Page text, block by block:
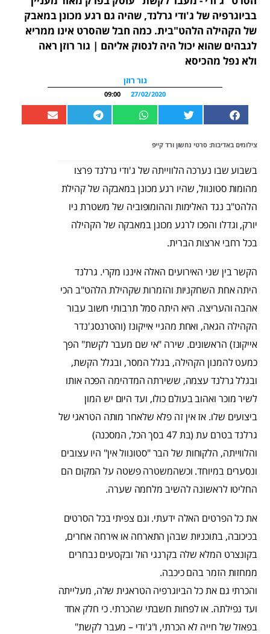
בביוגרפיה של ג'ודי גרלנד, שהיה גם רגע מכונן במאבק
של הקהילה הלהט"בית. כמה חבל שהסרט אינו ממריא
לגבהים שהוא יכול היה לנסוק אליהם | גור רוזן ראה
ולא נפל מהכיסא
גור רוזן
27/02/2020
09:00
צילומים באדיבות: סרטי נחשון ורד קייפ
בשבוע שבו נערכה הלווייתה של ג'ודי גרלנד פרצו
מהומות סטונוול, שהיו רגע מכונן במאבקה של קהילת
הלהט"ב נגד האלימות וההומופוביה של משטרת ניו
יורק, וגדלו והפכו לרגע מכונן במאבקה של הקהילה
בכל רחבי ארצות הברית.
הקשר בין שני האירועים האלה איננו מקרי. גרלנד
היתה אחת השחקניות והזמרות שקהילת הלהט"ב הכי
אהבה והעריצה. היא היתה סמל תרבותי חשוב עבור
הקהילה הגאה, ואחת מהגיי אייקונז (והטרנסג'נדר
אייקונז) הראשונים. שירה "אי שם מעבר לקשת" הפך
כמעט להמנון הקהילה, בגלל המסר, ובגלל הקשת,
ובגלל גרלנד עצמה, ששירתה המדהימה הפכה אותו
לשיר מוכר ואהוב בעולם כולו, ועד היום יש המון
ביצועים שלו. אז אין זה פלא שלאחר מותה הטראגי של
גרלנד בטרם עת (בת 47 בסך הכל, המסכנה)
והלווייתה, הלקוחות של הבר "סטונוול אין" היו עצובים
ונסערים במיוחד. וכשהמשטרה פשטה על המקום הם
החליטו לראשונה להשיב מלחמה שערה.
את כל הפרטים האלה ידעתי. וגם צפיתי בכל הסרטים
בכיכובה, בתוכניות שבהן התארחה או אירחה אחרים,
בקונצרט המלא שלה בקרנגי הול ובקטעים נבחרים
ממחזות הזמר בהם כיכבה.
והכרתי גם את כל הביוגרפיה הטראגית שלה, מעלייתה
ועד נפילתה. או לפחות חשבתי שהכרתי. כי חלק אחד
בפאזל של חייה לא הכרתי, ו"ג'ודי – מעבר לקשת"